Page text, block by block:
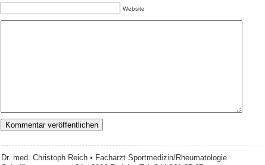
Website
Dr. med. Christoph Reich • Facharzt Sportmedizin/Rheumatologie